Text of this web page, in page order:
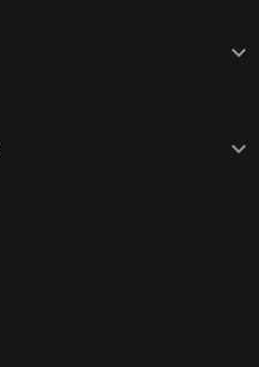

